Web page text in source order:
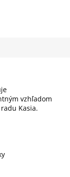
vzhľadom
Kasia.